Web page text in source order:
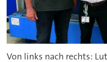
Von links nach rechts: